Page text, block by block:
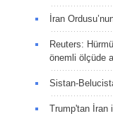
İran
Reuters:
önemli ölçüde
Sistan-
Trump'tan İran